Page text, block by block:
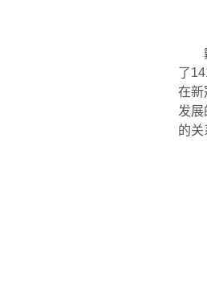
了
在新
发
的关